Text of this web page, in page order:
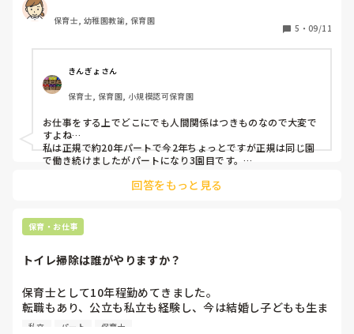
せて頂きますが2人とも威圧的な態度や話し方で常に職員の
粗探しをしてこそこそ悪口を言っていたり、ミーティングの
くやりたいのに粗探しや説教ばかりで変な空気になり、ビク
ビクしながら過ごすしかなく楽しめません。
自分たちのミスも私たち一般職員のせい？になり平謝りの毎
上以外の一般職員は関係がよく、協力し合いやっております
が結局上がこんな感じなので毎日職場に行くのが怖いです。
こんな感じなので今年度いっぱいで辞めようかなと言ってい
る人が結構いるのが現状です。(去年度末は誰も退職しませ
ころに行きたいと思い今の場所を選びました。私が入社した
時には園長も主任も今の人たちではなく、その人たちはすご
ず園長が変わってしまい、現在の園長と主任にいじめられ前
今月に来年度の意向調査も兼ねた面談がありますが、なんて
言おうと悩んでいます。。
保育士, 幼稚園教諭, 保育園
5 ・ 09/11
きんぎょさん
保育士, 保育園, 小規模認可保育園
お仕事をする上でどこにでも人間関係はつきものなので大変で
すよね…
私は正規で約20年パートで今2年ちょっとですが正規は同じ園
で働き続けましたがパートになり3園目です。
をする保育士はいたり、パワハラ、マタハラがあったりしまし
保育士がいました。
正直全ていい先生いい環境という園は限りなく少ないのではな
自分の中でここは譲れないけどどこかは仕方ないと受け入れて
私はとにかく子どもに精神的も含め危害を加える保育士は許せ
ないので上に言うだけで言って辞めてますよ。
回答をもっと見る
保育・お仕事
トイレ掃除は誰がやりますか？
保育士として10年程勤めてきました。
転職もあり、公立も私立も経験し、今は結婚し子どもも生ま
れ、パート保育士として私立保育園に勤めています。現職場
私立 パート 保育士